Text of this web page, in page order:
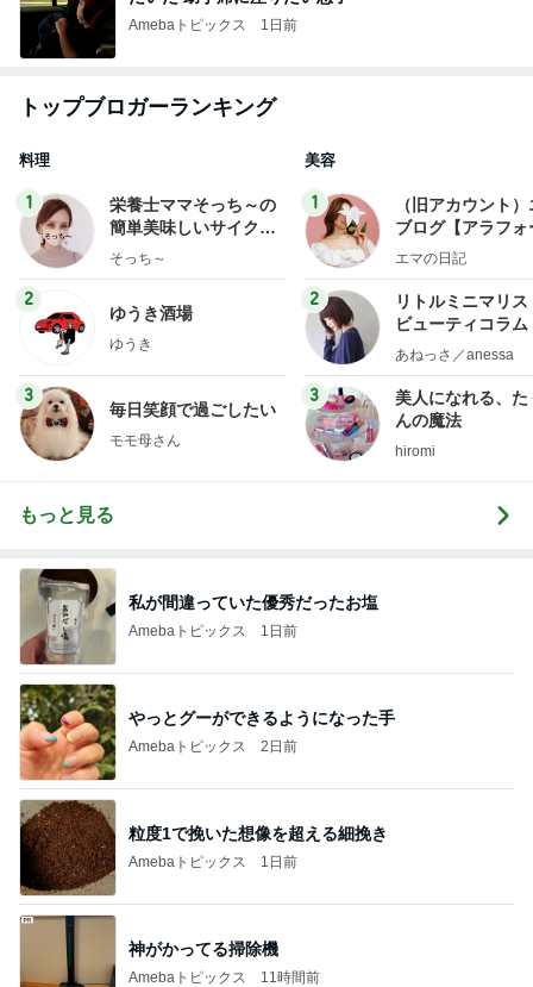
Amebaトピックス 1日前
トップブロガーランキング
料理
1
栄養士ママそっち～の
簡単美味しいサイクル
献立
そっち～
2
ゆうき酒場
ゆうき
3
毎日笑顔で過ごしたい
モモ母さん
美容
1
（旧アカウント
ブログ【アラフォ
社売却セカンドラ
エマの日記
2
リトルミニマリス
ビューティコラ
little
あねっさ／anessa
3
美人になれる、た
んの魔法
hiromi
もっと見る
私が間違っていた優秀だったお塩
Amebaトピックス 1日前
やっとグーができるようになった手
Amebaトピックス 2日前
粒度1で挽いた想像を超える細挽き
Amebaトピックス 1日前
神がかってる掃除機
Amebaトピックス 11時間前